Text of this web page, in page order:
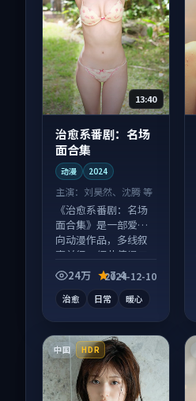
13:40
治愈系番剧：名场
面合集
动漫 2024
主演： 刘昊然、沈腾 等
《治愈系番剧：名场
面合集》是一部爱情
向动漫作品，多线叙
事并行，细节值得二
刷回味。
24万 7.4
2024-12-10
治愈 日常 暖心
中国 HDR